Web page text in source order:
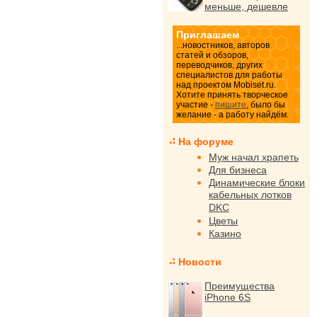
меньше, дешевле
Приглашаем
...новостников, авторов
статей и обзоров,
переводчиков, других
специалистов для работы
над проектом Mobiset.ru.
Хотите принять творческое
участие - пишите, было бы
желание - а работу найдём.
На форуме
Муж начал храпеть
Для бизнеса
Динамические блоки
кабельных лотков
DKC
Цветы
Казино
Новости
Преимущества
iPhone 6S